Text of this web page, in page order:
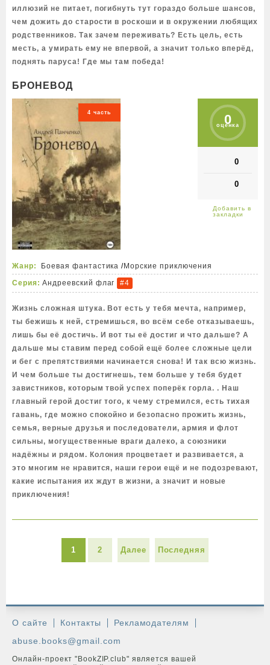
иллюзий не питает, погибнуть тут гораздо больше шансов,
чем дожить до старости в роскоши и в окружении любящих
родственников. Так зачем переживать? Есть цель, есть
месть, а умирать ему не впервой, а значит только вперёд,
поднять паруса! Где мы там победа!
БРОНЕВОД
4 часть 0
оценка
0
0
Жанр: Боевая фантастика /Морские приключения
Серия: Андреевский флаг #4
Жизнь сложная штука. Вот есть у тебя мечта, например,
ты бежишь к ней, стремишься, во всём себе отказываешь,
лишь бы её достичь. И вот ты её достиг и что дальше? А
дальше мы ставим перед собой ещё более сложные цели
и бег с препятствиями начинается снова! И так всю жизнь.
И чем больше ты достигнешь, тем больше у тебя будет
завистников, которым твой успех поперёк горла. . Наш
главный герой достиг того, к чему стремился, есть тихая
гавань, где можно спокойно и безопасно прожить жизнь,
семья, верные друзья и последователи, армия и флот
сильны, могущественные враги далеко, а союзники
надёжны и рядом. Колония процветает и развивается, а
это многим не нравится, наши герои ещё и не подозревают,
какие испытания их ждут в жизни, а значит и новые
приключения!
1 2 Далее Последняя
О сайте Контакты
Рекламодателям
abuse.books@gmail.com
Онлайн-проект "BookZIP.club" является вашей